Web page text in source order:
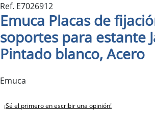
Ref. E7026912
Emuca Placas de
soportes para estante
Pintado blanco, Acero
Emuca
¡Sé el primero en escribir una opinión!